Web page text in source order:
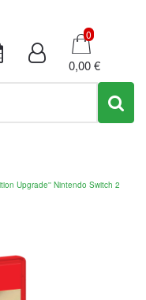
Καλάθι
0
0,00 €
Upgrade'' Nintendo Switch 2